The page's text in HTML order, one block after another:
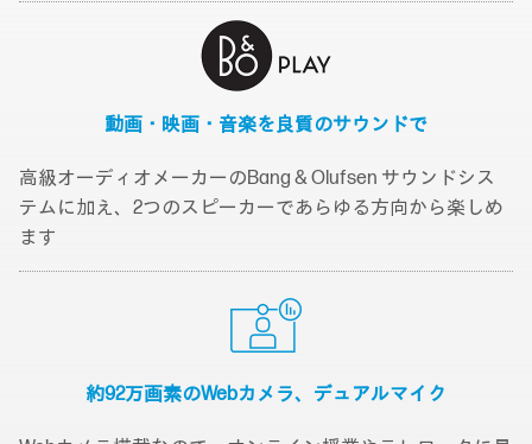
動画・映画・音楽を良質のサウンドで
高級オーディオメーカーのBang & Olufsen サウンドシス
テムに加え、2つのスピーカーであらゆる方向から楽しめ
ます
約92万画素のWebカメラ、 デュアルマイク